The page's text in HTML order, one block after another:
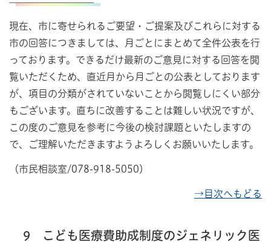
現在、市に寄せられるご要望・ご提案及びこれらに対する
市の回答につきましては、月ごとにまとめて全件公表を行
っております。できるだけ最新のご意見に対する回答を閲
覧いただくため、直近月から月ごとの公表としております
が、項目の分類がされていないことから閲覧しにくい部分
もございます。直ちに改善することは難しい状況ですが、
この度のご意見を参考に今後の検討課題といたしますの
で、ご理解いただきますようよろしくお願いいたします。
（市民相談室/078-918-5050）
→目次へもどる
9 こども医療費助成制度のジェネリック医